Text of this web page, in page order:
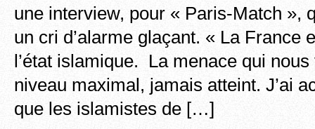
une interview, pour « Paris-Match »,
un cri d’alarme glaçant. « La France
l’état islamique. La menace qui
niveau maximal, jamais atteint. J’ai
que les islamistes de […]